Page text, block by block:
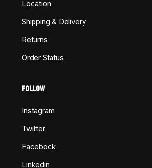
Location
Shipping & Delivery
Returns
Order Status
FOLLOW
Instagram
Twitter
Facebook
Linkedin